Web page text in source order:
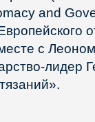
and
с
лидер